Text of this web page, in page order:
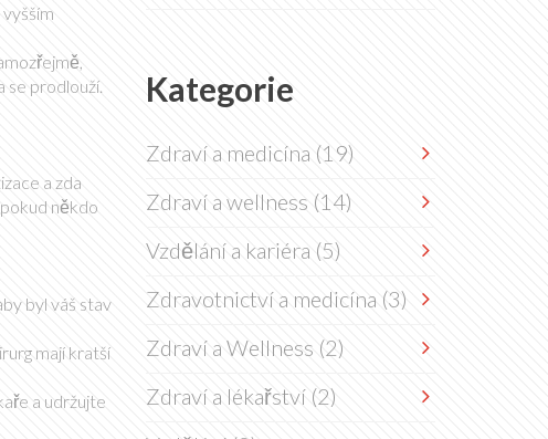
se prodlouží.
a zda
někdo
byl váš stav
mají kratší
a udržujte
Kategorie
Zdraví a medicína (19)
Zdraví a wellness (14)
Vzdělání a kariéra (5)
Zdravotnictví a medicína (3)
Zdraví a Wellness (2)
Zdraví a lékařství (2)